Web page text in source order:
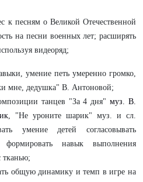
к песням о Великой Отечественной
на песни военных лет; расширять
видеоряд;
умение петь умеренно громко,
мне, дедушка" В. Антоновой;
танцев "За 4 дня" муз. В.
, "Не уроните шарик" муз. и сл.
умение детей согласовывать
навык выполнения
тканью;
общую динамику и темп в игре на